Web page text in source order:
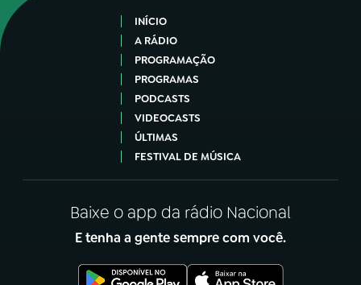
INÍCIO
A RÁDIO
PROGRAMAÇÃO
PROGRAMAS
PODCASTS
VIDEOCASTS
ÚLTIMAS
FESTIVAL DE MÚSICA
Baixe o app da rádio Nacional
E tenha a gente sempre com você.